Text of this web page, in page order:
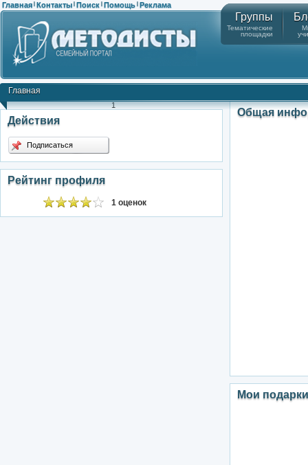
Главная | Контакты | Поиск | Помощь | Реклама
Группы
Тематические
площадки
Главная
1
Действия
Подписаться
Рейтинг профиля
1 оценок
Общая
Мои подарки